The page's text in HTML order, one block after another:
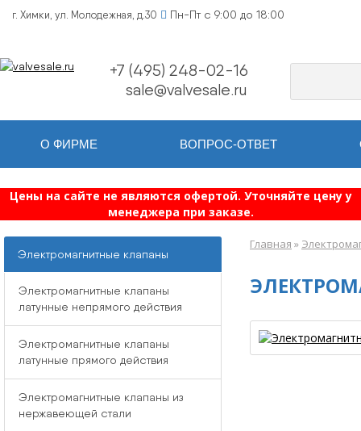
г. Химки, ул. Молодежная, д.30 Пн-Пт с 9:00 до 18:00
+7 (495) 248-02-16
sale@valvesale.ru
О ФИРМЕ ВОПРОС-ОТВЕТ
Цены на сайте не являются офертой. Уточняйте цену у
менеджера при заказе.
Главная »
Электромагнитные клапаны
Электромагнитные клапаны
латунные непрямого действия
Электромагнитные клапаны
латунные прямого действия
Электромагнитные клапаны из
нержавеющей стали